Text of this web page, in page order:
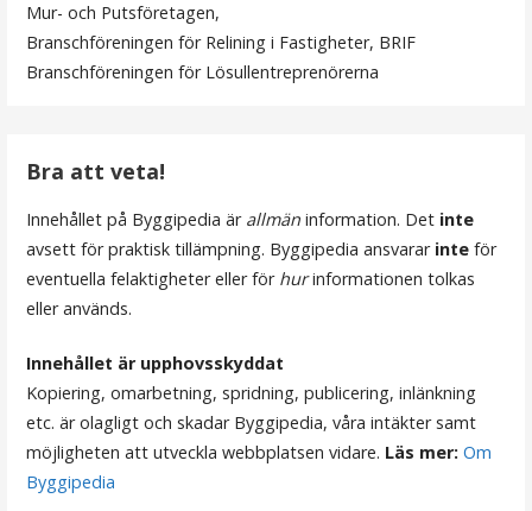
n
n
Mur- och Putsföretagen,
Branschföreningen för Relining i Fastigheter, BRIF
Branschföreningen för Lösullentreprenörerna
Bra att veta!
Innehållet på Byggipedia är allmän information. Det inte
avsett för praktisk tillämpning. Byggipedia ansvarar inte för
eventuella felaktigheter eller för hurinformationen tolkas
eller används.
Innehållet är upphovsskyddat
Kopiering, omarbetning, spridning, publicering, inlänkning
etc. är olagligt och skadar Byggipedia, våra intäkter samt
möjligheten att utveckla webbplatsen vidare. Läs mer: Om
Byggipedia